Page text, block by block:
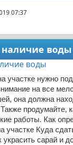
07:37
наличие воды
участке нужно
на все
она должна
продумайте,
работы. Как
участке Куда
сарай и